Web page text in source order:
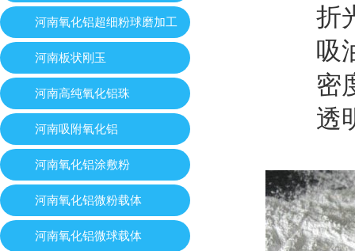
河南氧化铝超细粉球磨加工
河南板状刚玉
河南高纯氧化铝珠
河南吸附氧化铝
河南氧化铝涂敷粉
河南氧化铝微粉载体
河南氧化铝微球载体
折光
吸油
密度
透明